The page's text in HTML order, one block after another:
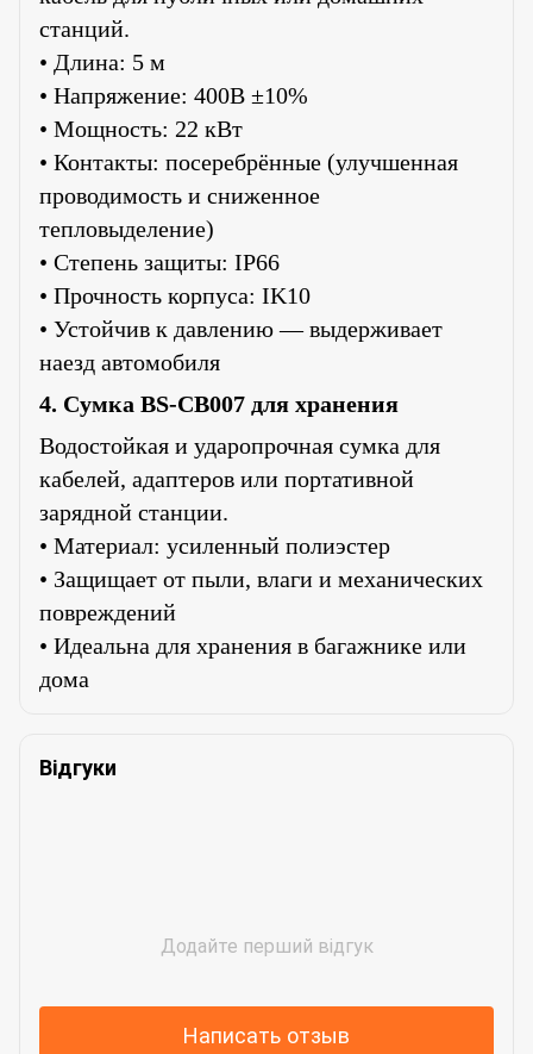
станций.
• Длина: 5 м
• Напряжение: 400В ±10%
• Мощность: 22 кВт
• Контакты: посеребрённые (улучшенная
проводимость и сниженное
тепловыделение)
• Степень защиты: IP66
• Прочность корпуса: IK10
• Устойчив к давлению — выдерживает
наезд автомобиля
4. Сумка BS-CB007 для хранения
Водостойкая и ударопрочная сумка для
кабелей, адаптеров или портативной
зарядной станции.
• Материал: усиленный полиэстер
• Защищает от пыли, влаги и механических
повреждений
• Идеальна для хранения в багажнике или
дома
Відгуки
Додайте перший відгук
Написать отзыв